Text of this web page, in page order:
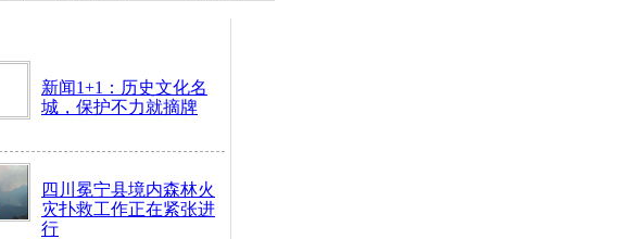
新闻1+1：历史文化名
城，保护不力就摘牌
四川冕宁县境内森林火
灾扑救工作正在紧张进
行